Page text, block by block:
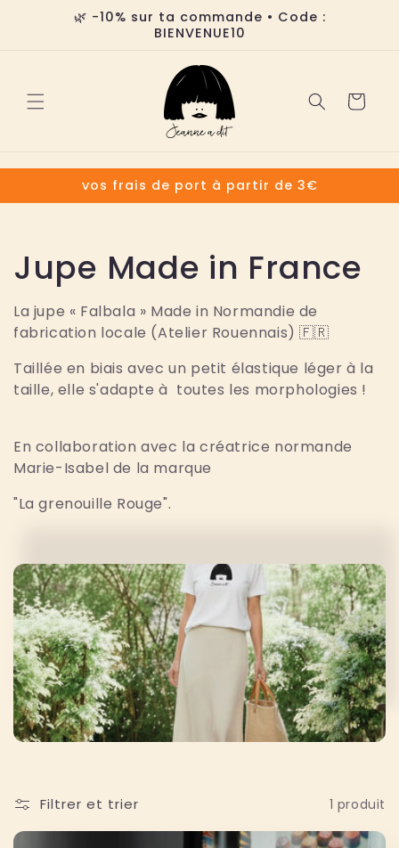
🌿 -10% sur ta commande • Code :
BIENVENUE10
Panier
vos frais de port à partir de 3€
C
o
l
l
c
t
o
n
:
Jupe Made in France
La jupe « Falbala » Made in Normandie de
fabrication locale (Atelier Rouennais) 🇫🇷
Taillée en biais avec un petit élastique léger à la
taille, elle s'adapte à toutes les morphologies !
En collaboration avec la créatrice normande
Marie-Isabel de la marque
"La grenouille Rouge".
Filtrer et trier 1 produit